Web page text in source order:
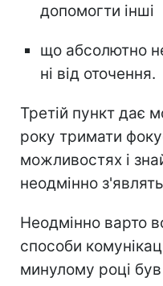
допомогти інші
що абсолютно
ні від оточення.
Третій пункт дає
року тримати
можливостях і
неодмінно
Неодмінно варто
способи
минулому році